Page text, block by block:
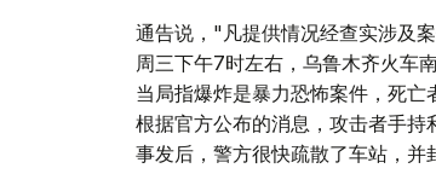
通告说，"凡提供情况经查实涉及
周三下午7时左右，乌鲁木齐火车
当局指爆炸是暴力恐怖案件，死亡
根据官方公布的消息，攻击者手持
事发后，警方很快疏散了车站，并